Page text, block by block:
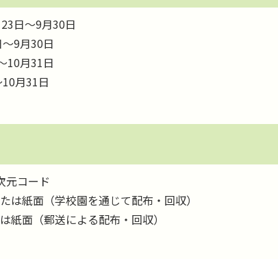
日～9月30日
9月30日
10月31日
月31日
元コード
は紙面（学校園を通じて配布・回収）
紙面（郵送による配布・回収）